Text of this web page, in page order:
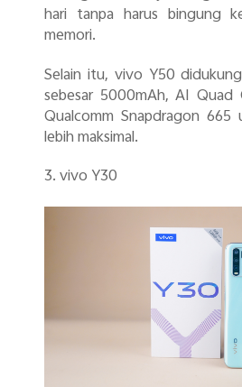
hari tanpa harus bingung
memori.
Selain itu, vivo Y50
sebesar 5000mAh, AI Quad
Qualcomm Snapdragon
lebih maksimal.
3.vivo Y30